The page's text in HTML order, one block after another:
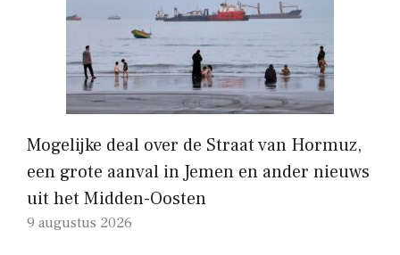
Mogelijke deal over de Straat van Hormuz,
een grote aanval in Jemen en ander nieuws
uit het Midden-Oosten
9 augustus 2026